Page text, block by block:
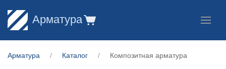
Арматура
Арматура Каталог Композитная арматура